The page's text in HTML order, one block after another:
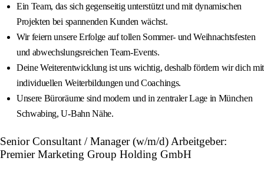
Ein Team, das sich gegenseitig unterstützt und mit dynamischen
Projekten bei spannenden Kunden wächst.
Wir feiern unsere Erfolge auf tollen Sommer- und Weihnachtsfesten
und abwechslungsreichen Team-Events.
Deine Weiterentwicklung ist uns wichtig, deshalb fördern wir dich mit
individuellen Weiterbildungen und Coachings.
Unsere Büroräume sind modern und in zentraler Lage in München
Schwabing, U-Bahn Nähe.
Senior Consultant / Manager (w/m/d) Arbeitgeber:
Premier Marketing Group Holding GmbH